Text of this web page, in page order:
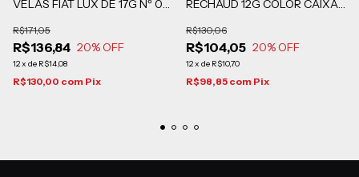
VELAS FIAT LUX DE 17G Nº 05
EMBALAGEM PLÁSTICA
R$136,84
R$171,05
20% OFF
12x de R$14,08
R$130,00 com Pix
RECHAUD 12G COLOR CAIXA
UNIDADES
R$104,05
R$130,06
20% OFF
12x de R$10,70
R$98,85 com Pix